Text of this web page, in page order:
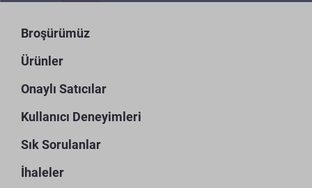
Broşürümüz
Ürünler
Onaylı Satıcılar
Kullanıcı Deneyimleri
Sık Sorulanlar
İhaleler